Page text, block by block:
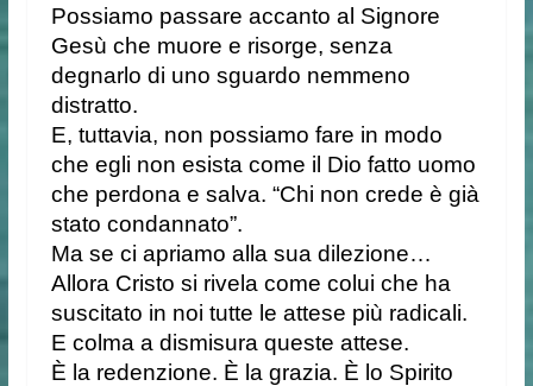
Possiamo passare accanto al Signore
Gesù che muore e risorge, senza
degnarlo di uno sguardo nemmeno
distratto.
E, tuttavia, non possiamo fare in modo
che egli non esista come il Dio fatto uomo
che perdona e salva. “Chi non crede è già
stato condannato”.
Ma se ci apriamo alla sua dilezione…
Allora Cristo si rivela come colui che ha
suscitato in noi tutte le attese più radicali.
E colma a dismisura queste attese.
È la redenzione. È la grazia. È lo Spirito